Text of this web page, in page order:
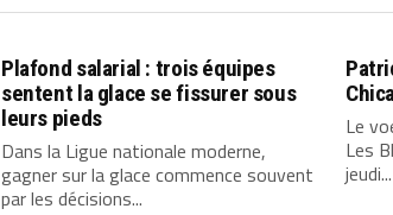
Plafond salarial : trois équipes
sentent la glace se fissurer sous
leurs pieds
Dans la Ligue nationale moderne,
gagner sur la glace commence souvent
par les décisions...
Le
Les
jeudi...